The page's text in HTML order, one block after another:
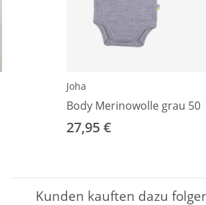
Joha
Body Merinowolle grau 50
27,95 €
Kunden kauften dazu